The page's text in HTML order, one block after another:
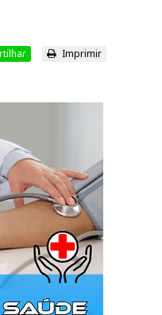
Imprimir